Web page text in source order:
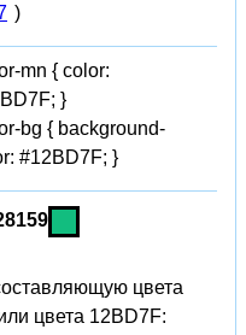
)
mn { color:
}
bg { background-
#12BD7F; }
цвета
цвета 12BD7F: